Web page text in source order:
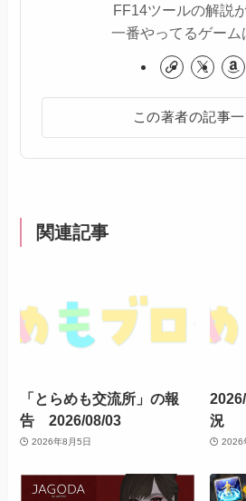
FF14ツールの解説
一番やってるゲーム
この著者の記事
関連記事
「とらめも交流所」の報
告 2026/08/03
2026年8月5日
況
2026